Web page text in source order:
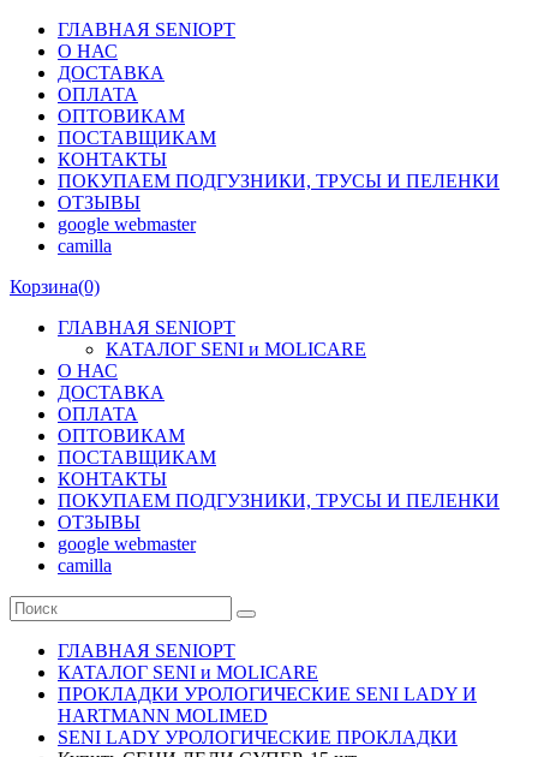
ГЛАВНАЯ SENIOPT
О НАС
ДОСТАВКА
ОПЛАТА
ОПТОВИКАМ
ПОСТАВЩИКАМ
КОНТАКТЫ
ПОКУПАЕМ ПОДГУЗНИКИ, ТРУСЫ И ПЕЛЕНКИ
ОТЗЫВЫ
google webmaster
camilla
Корзина(0)
ГЛАВНАЯ SENIOPT
КАТАЛОГ SENI и MOLICARE
О НАС
ДОСТАВКА
ОПЛАТА
ОПТОВИКАМ
ПОСТАВЩИКАМ
КОНТАКТЫ
ПОКУПАЕМ ПОДГУЗНИКИ, ТРУСЫ И ПЕЛЕНКИ
ОТЗЫВЫ
google webmaster
camilla
ГЛАВНАЯ SENIOPT
КАТАЛОГ SENI и MOLICARE
ПРОКЛАДКИ УРОЛОГИЧЕСКИЕ SENI LADY И
HARTMANN MOLIMED
SENI LADY УРОЛОГИЧЕСКИЕ ПРОКЛАДКИ